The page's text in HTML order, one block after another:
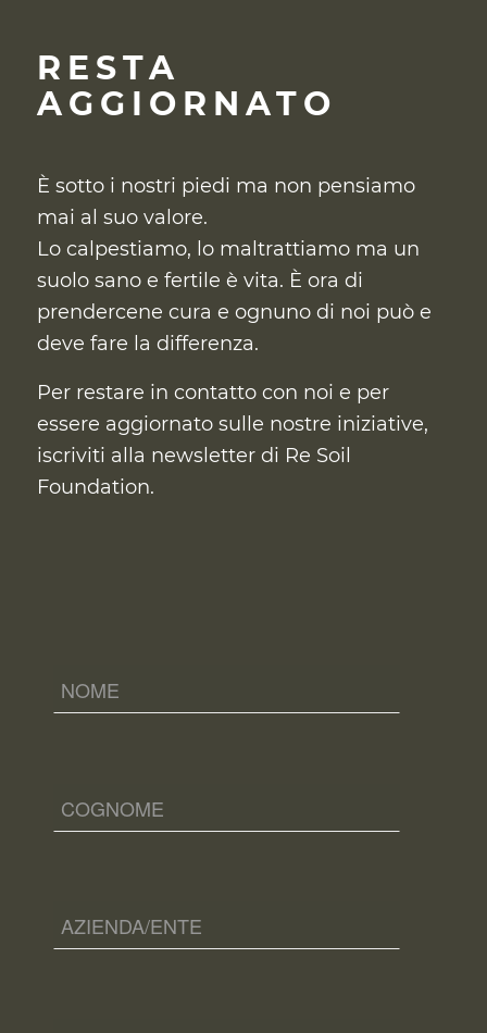
RESTA
AGGIORNATO
È sotto i nostri piedi ma non pensiamo
mai al suo valore.
Lo calpestiamo, lo maltrattiamo ma un
suolo sano e fertile è vita. È ora di
prendercene cura e ognuno di noi può e
deve fare la differenza.
Per restare in contatto con noi e per
essere aggiornato sulle nostre iniziative,
iscriviti alla newsletter di Re Soil
Foundation.